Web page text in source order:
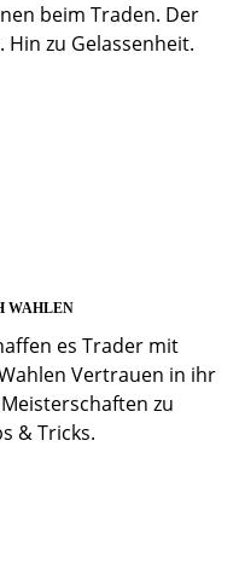
beim Traden. Der
Hin zu Gelassenheit.
WAHLEN
es Trader mit
Vertrauen in ihr
zu
& Tricks.